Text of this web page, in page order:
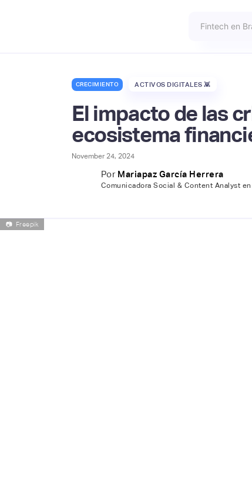
CRECIMIENTO ACTIVOS DIGITALES 👾
El impacto de las
ecosistema
November 24, 2024
Por Mariapaz García Herrera
Comunicadora Social & Content Analyst
📷 Freepik